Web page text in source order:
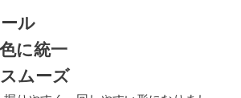
ル
に統一
ムーズ